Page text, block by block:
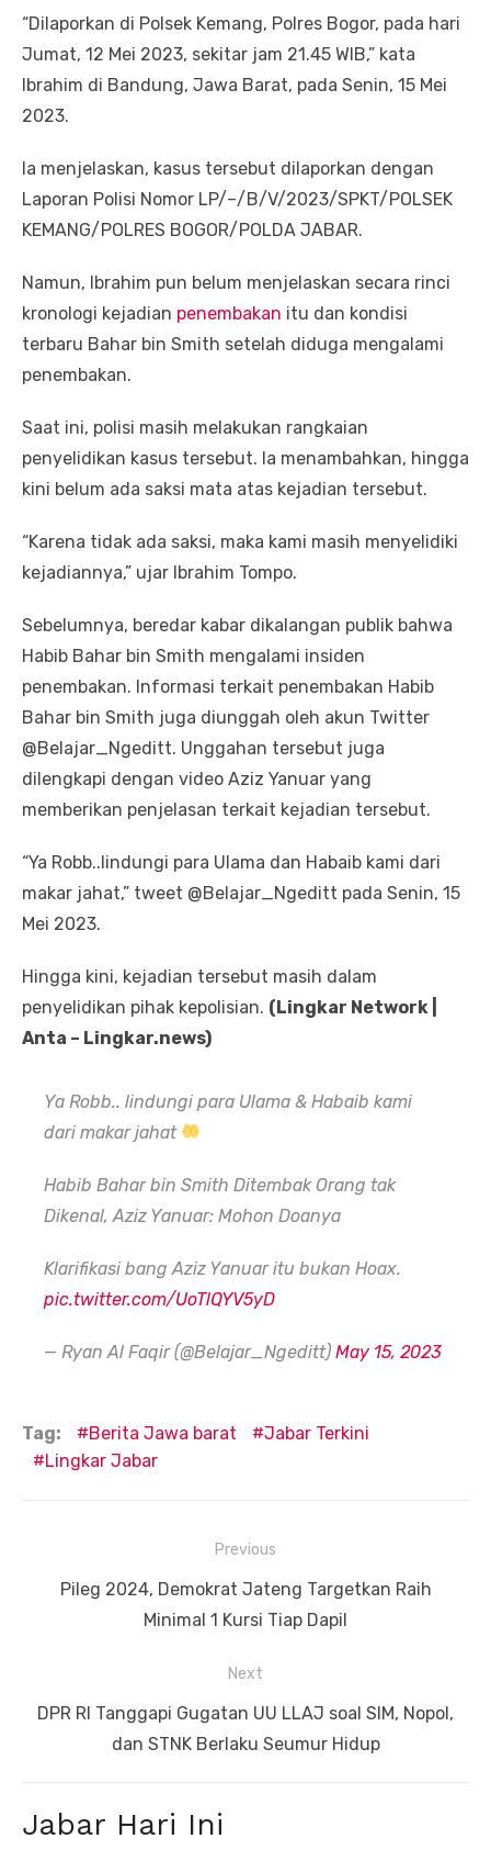
“Dilaporkan di Polsek Kemang, Polres Bogor, pada hari
Jumat, 12 Mei 2023, sekitar jam 21.45 WIB,” kata
Ibrahim di Bandung, Jawa Barat, pada Senin, 15 Mei
2023.
Ia menjelaskan, kasus tersebut dilaporkan dengan
Laporan Polisi Nomor LP/–/B/V/2023/SPKT/POLSEK
KEMANG/POLRES BOGOR/POLDA JABAR.
Namun, Ibrahim pun belum menjelaskan secara rinci
kronologi kejadian penembakan itu dan kondisi
terbaru Bahar bin Smith setelah diduga mengalami
penembakan.
Saat ini, polisi masih melakukan rangkaian
penyelidikan kasus tersebut. Ia menambahkan, hingga
kini belum ada saksi mata atas kejadian tersebut.
“Karena tidak ada saksi, maka kami masih menyelidiki
kejadiannya,” ujar Ibrahim Tompo.
Sebelumnya, beredar kabar dikalangan publik bahwa
Habib Bahar bin Smith mengalami insiden
penembakan. Informasi terkait penembakan Habib
Bahar bin Smith juga diunggah oleh akun Twitter
@Belajar_Ngeditt. Unggahan tersebut juga
dilengkapi dengan video Aziz Yanuar yang
memberikan penjelasan terkait kejadian tersebut.
“Ya Robb..lindungi para Ulama dan Habaib kami dari
makar jahat,” tweet @Belajar_Ngeditt pada Senin, 15
Mei 2023.
Hingga kini, kejadian tersebut masih dalam
penyelidikan pihak kepolisian. (Lingkar Network |
Anta – Lingkar.news)
Ya Robb.. lindungi para Ulama & Habaib kami
dari makar jahat
Habib Bahar bin Smith Ditembak Orang tak
Dikenal, Aziz Yanuar: Mohon Doanya
Klarifikasi bang Aziz Yanuar itu bukan Hoax.
pic.twitter.com/UoTlQYV5yD
— Ryan Al Faqir (@Belajar_Ngeditt) May 15, 2023
Tag: Berita Jawa barat
Jabar Terkini
Lingkar Jabar
pos
Previous
Previous
Pileg 2024, Demokrat Jateng Targetkan Raih
Minimal 1 Kursi Tiap Dapil
Next
Next
DPR RI Tanggapi Gugatan UU LLAJ soal SIM, Nopol,
dan STNK Berlaku Seumur Hidup
Jabar Hari Ini